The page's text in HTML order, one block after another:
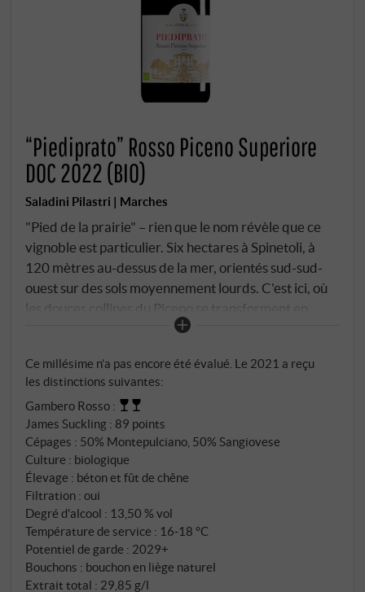
“Piediprato” Rosso Piceno Superiore
DOC 2022 (BIO)
Saladini Pilastri | Marches
"Pied de la prairie" – rien que le nom révèle que ce
vignoble est particulier. Six hectares à Spinetoli, à
120 mètres au-dessus de la mer, orientés sud-sud-
ouest sur des sols moyennement lourds. C'est ici, où
les douces collines du Piceno se transforment en
plaines fertiles, que poussent depuis plus de 30 ans
constants des Marche. 50% de Montepulciano, 50%
de Sangiovese, c'est la formule parfaite du Rosso-
Piceno. Le Montepulciano apporte la puissance et la
structure, le Sangiovese l'élégance et les épices. Une
liaison qui fonctionne depuis des siècles dans les
Marche et que Saladini Pilastri a portée à la
perfection bio. 3.800 pieds de vigne par hectare
assurent la bonne concentration, les raisins sont triés
à la main fin octobre, lorsque les deux cépages ont
atteint leur maturité optimale.
Ce millésime n’a pas encore été évalué. Le 2021 a reçu
les distinctions suivantes:
Gambero Rosso :
James Suckling : 89 points
Cépages : 50% Montepulciano, 50% Sangiovese
Culture : biologique
Élevage : béton et fût de chêne
Filtration : oui
Degré d'alcool : 13,50 % vol
Température de service : 16‑18 °C
Potentiel de garde : 2029+
Bouchons : bouchon en liège naturel
Extrait total : 29,85 g/l